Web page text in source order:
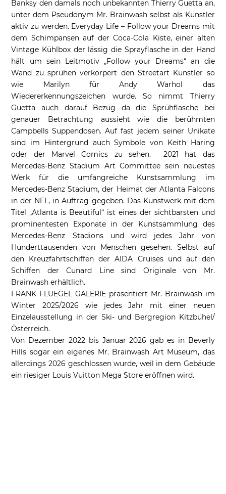
Banksy den damals noch unbekannten Thierry Guetta an,
unter dem Pseudonym Mr. Brainwash selbst als Künstler
aktiv zu werden. Everyday Life – Follow your Dreams mit
dem Schimpansen auf der Coca-Cola Kiste, einer alten
Vintage Kühlbox der lässig die Sprayflasche in der Hand
hält um sein Leitmotiv „Follow your Dreams“ an die
Wand zu sprühen verkörpert den Streetart Künstler so
wie Marilyn für Andy Warhol das
Wiedererkennungszeichen wurde. So nimmt Thierry
Guetta auch darauf Bezug da die Sprühflasche bei
genauer Betrachtung aussieht wie die berühmten
Campbells Suppendosen. Auf fast jedem seiner Unikate
sind im Hintergrund auch Symbole von Keith Haring
oder der Marvel Comics zu sehen. 2021 hat das
Mercedes-Benz Stadium Art Committee sein neuestes
Werk für die umfangreiche Kunstsammlung im
Mercedes-Benz Stadium, der Heimat der Atlanta Falcons
in der NFL, in Auftrag gegeben. Das Kunstwerk mit dem
Titel „Atlanta is Beautiful“ ist eines der sichtbarsten und
prominentesten Exponate in der Kunstsammlung des
Mercedes-Benz Stadions und wird jedes Jahr von
Hunderttausenden von Menschen gesehen. Selbst auf
den Kreuzfahrtschiffen der AIDA Cruises und auf den
Schiffen der Cunard Line sind Originale von Mr.
Brainwash erhältlich.
FRANK FLUEGEL GALERIE präsentiert Mr. Brainwash im
Winter 2025/2026 wie jedes Jahr mit einer neuen
Einzelausstellung in der Ski- und Bergregion Kitzbühel/
Österreich.
Von Dezember 2022 bis Januar 2026 gab es in Beverly
Hills sogar ein eigenes Mr. Brainwash Art Museum, das
allerdings 2026 geschlossen wurde, weil in dem Gebäude
ein riesiger Louis Vuitton Mega Store eröffnen wird.